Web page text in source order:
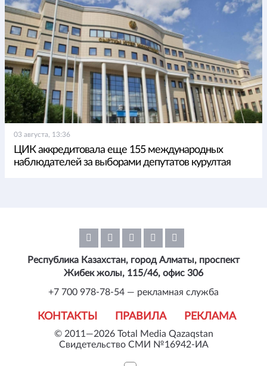
03 августа, 13:36
ЦИК аккредитовала еще 155 международных
наблюдателей за выборами депутатов курултая
© 2011—2026 Total Media Qazaqstan
Свидетельство СМИ №16942-ИА
КОНТАКТЫ ПРАВИЛА РЕКЛАМА
Республика Казахстан, город Алматы, проспект
Жибек жолы, 115/46, офис 306
+7 700 978-78-54 — рекламная служба